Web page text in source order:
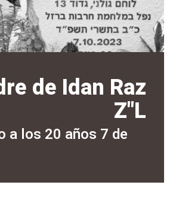
de Idan Raz
Z"L
a los 20 años 7 de